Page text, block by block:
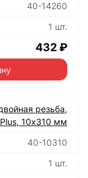
40-14260
1 шт.
432 ₽
резьба,
10х310 мм
40-10310
1 шт.